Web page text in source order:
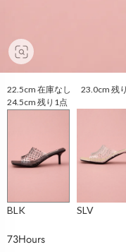
22.5cm 在庫なし 23.0cm
24.5cm 残り1点
BLK SLV
73Hours